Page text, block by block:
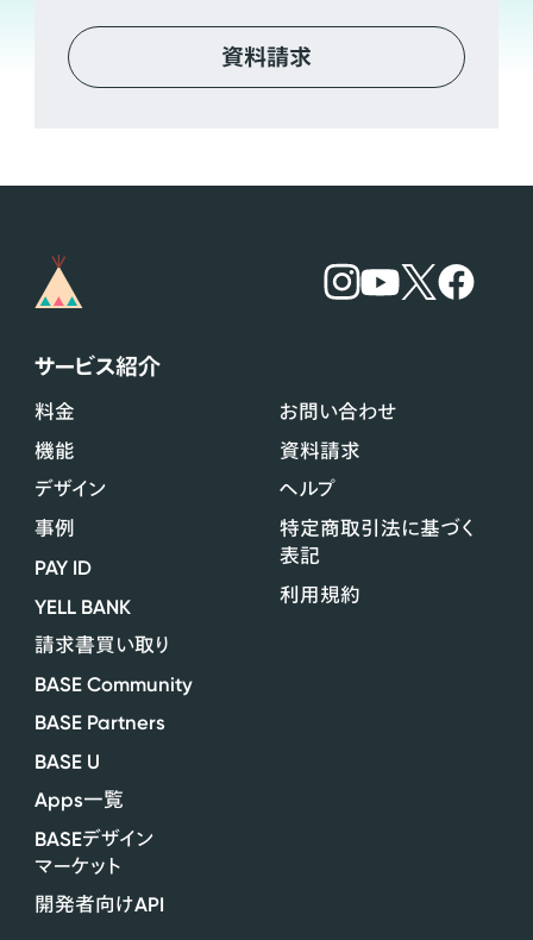
資料請求
サービス紹介
料金
機能
デザイン
事例
PAY ID
YELL BANK
請求書買い取り
BASE Community
BASE Partners
BASE U
Apps一覧
BASEデザイン
マーケット
開発者向けAPI
お問い合わせ
資料請求
ヘルプ
特定商取引法に基づく
表記
利用規約